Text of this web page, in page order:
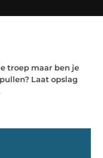
troep maar ben je
Laat opslag